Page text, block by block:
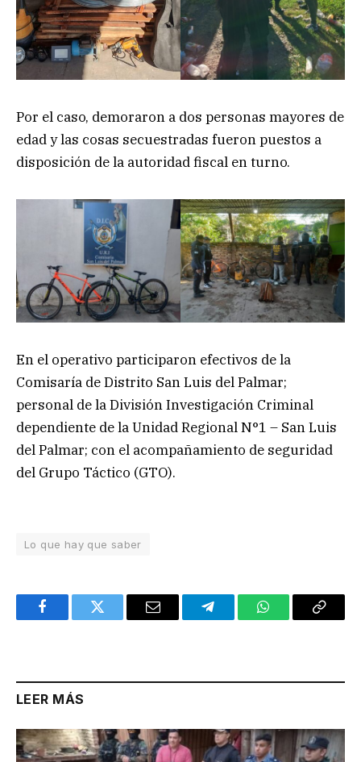
Por el caso, demoraron a dos personas mayores de
edad y las cosas secuestradas fueron puestos a
disposición de la autoridad fiscal en turno.
En el operativo participaron efectivos de la
Comisaría de Distrito San Luis del Palmar;
personal de la División Investigación Criminal
dependiente de la Unidad Regional N°1 – San Luis
del Palmar; con el acompañamiento de seguridad
del Grupo Táctico (GTO).
Lo que hay que saber
FacebookTwitter Email TelegramWhatsAppCopy
LEER MÁS